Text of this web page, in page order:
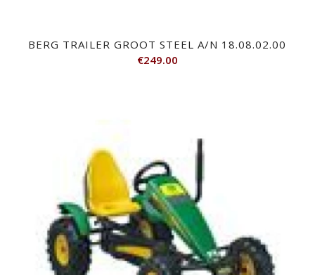
BERG TRAILER GROOT STEEL A/N 18.08.02.00
€249.00